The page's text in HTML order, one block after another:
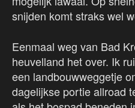
snijden komt straks wel
Eenmaal weg van Bad
heuvelland het over. Ik
een landbouwweggetje
dagelijkse portie allroad